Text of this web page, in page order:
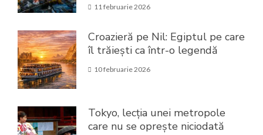
11 februarie 2026
Croazieră pe Nil: Egiptul pe care
îl trăiești ca într-o legendă
10 februarie 2026
Tokyo, lecția unei metropole
care nu se oprește niciodată